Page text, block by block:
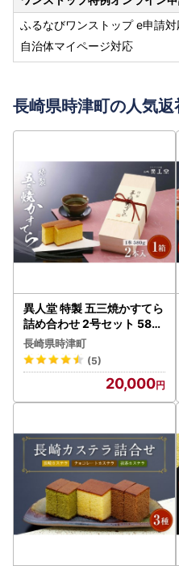
ふるなびワンストップ e申請対
自治体マイページ対応
長崎県時津町の人気返
異人堂 特製 五三焼かすてら
詰め合わせ 2号セット 580
g×2本
長崎県時津町
(5)
20,000